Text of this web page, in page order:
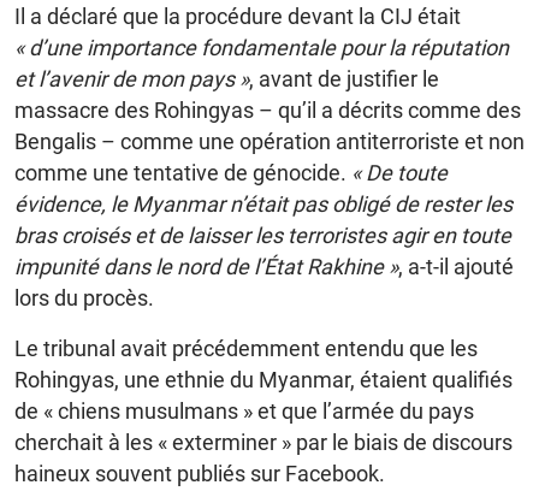
Il a déclaré que la procédure devant la CIJ était
« d’une importance fondamentale pour la réputation
et l’avenir de mon pays », avant de justifier le
massacre des Rohingyas – qu’il a décrits comme des
Bengalis – comme une opération antiterroriste et non
comme une tentative de génocide. « De toute
évidence, le Myanmar n’était pas obligé de rester les
bras croisés et de laisser les terroristes agir en toute
impunité dans le nord de l’État Rakhine », a-t-il ajouté
lors du procès.
Le tribunal avait précédemment entendu que les
Rohingyas, une ethnie du Myanmar, étaient qualifiés
de « chiens musulmans » et que l’armée du pays
cherchait à les « exterminer » par le biais de discours
haineux souvent publiés sur Facebook.